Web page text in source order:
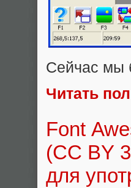
Сейчас мы
Читать
Font
(CC BY
для